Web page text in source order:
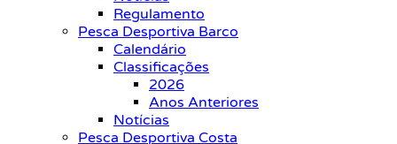
Regulamento
Pesca Desportiva Barco
Calendário
Classificações
2026
Anos Anteriores
Notícias
Pesca Desportiva Costa